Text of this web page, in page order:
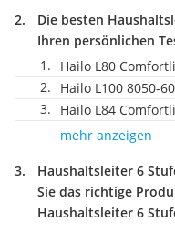
Die besten
Ihren persönlichen
Hailo L80
Hailo L100 8050-
Hailo L84
mehr anzeigen
Haushaltsleiter 6
Sie das richtige
Haushaltsleiter 6